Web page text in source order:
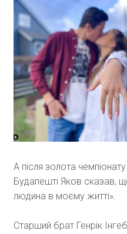
А після золота
Будапешті Яков сказав,
людина в моєму житті».
Старший брат Генрік